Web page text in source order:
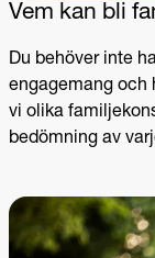
Vem kan bli
Du behöver inte
engagemang och
vi olika
bedömning av